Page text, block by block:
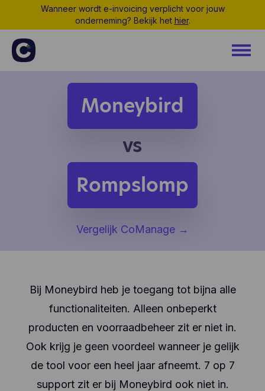
Wanneer wordt e-invoicing verplicht voor jouw
onderneming? Bekijk het hier.
Moneybird
vs
Rompslomp
Vergelijk CoManage →
Bij Moneybird heb je toegang tot bijna alle
functionaliteiten. Alleen onbeperkt
producten en voorraadbeheer zit er niet in.
Ook krijg je geen voordeel wanneer je gelijk
de tool voor een heel jaar afneemt. 7 op 7
support zit er bij Moneybird ook niet in.